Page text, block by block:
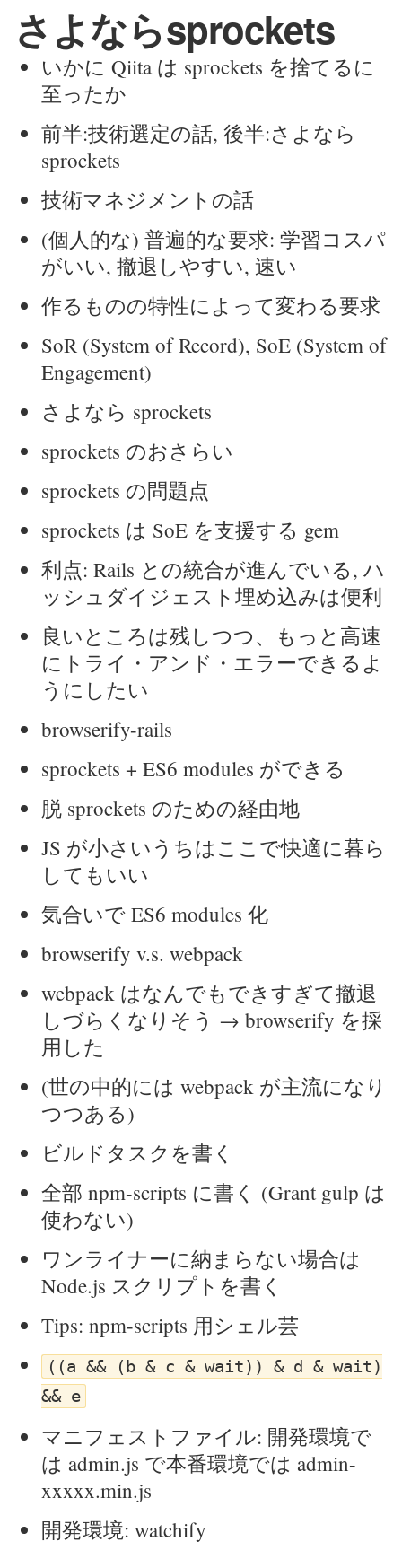
さよならsprockets
いかに Qiita は sprockets を捨てるに
至ったか
前半:技術選定の話, 後半:さよなら
sprockets
技術マネジメントの話
(個人的な) 普遍的な要求: 学習コスパ
がいい, 撤退しやすい, 速い
作るものの特性によって変わる要求
SoR (System of Record), SoE (System of
Engagement)
さよなら sprockets
sprockets のおさらい
sprockets の問題点
sprockets は SoE を支援する gem
利点: Rails との統合が進んでいる, ハ
ッシュダイジェスト埋め込みは便利
良いところは残しつつ、もっと高速
にトライ・アンド・エラーできるよ
うにしたい
browserify-rails
sprockets + ES6 modules ができる
脱 sprockets のための経由地
JS が小さいうちはここで快適に暮ら
してもいい
気合いで ES6 modules 化
browserify v.s. webpack
webpack はなんでもできすぎて撤退
しづらくなりそう → browserify を採
用した
(世の中的には webpack が主流になり
つつある)
ビルドタスクを書く
全部 npm-scripts に書く (Grant gulp は
使わない)
ワンライナーに納まらない場合は
Node.js スクリプトを書く
Tips: npm-scripts 用シェル芸
((a && (b & c & wait)) & d & wait)
&& e
マニフェストファイル: 開発環境で
は admin.js で本番環境では admin-
xxxxx.min.js
開発環境: watchify